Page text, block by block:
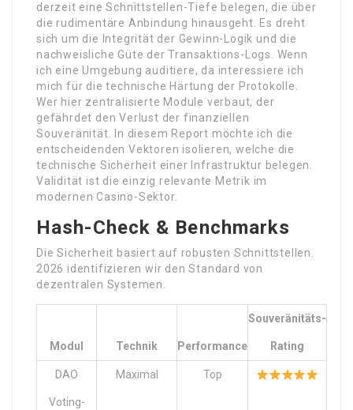
derzeit eine Schnittstellen-Tiefe belegen, die über
die rudimentäre Anbindung hinausgeht. Es dreht
sich um die Integrität der Gewinn-Logik und die
nachweisliche Güte der Transaktions-Logs. Wenn
ich eine Umgebung auditiere, da interessiere ich
mich für die technische Härtung der Protokolle.
Wer hier zentralisierte Module verbaut, der
gefährdet den Verlust der finanziellen
Souveränität. In diesem Report möchte ich die
entscheidenden Vektoren isolieren, welche die
technische Sicherheit einer Infrastruktur belegen.
Validität ist die einzig relevante Metrik im
modernen Casino-Sektor.
Hash-Check & Benchmarks
Die Sicherheit basiert auf robusten Schnittstellen.
2026 identifizieren wir den Standard von
dezentralen Systemen.
Modul Technik Performance
Souveränitäts-
Rating
DAO
Voting-
Maximal Top